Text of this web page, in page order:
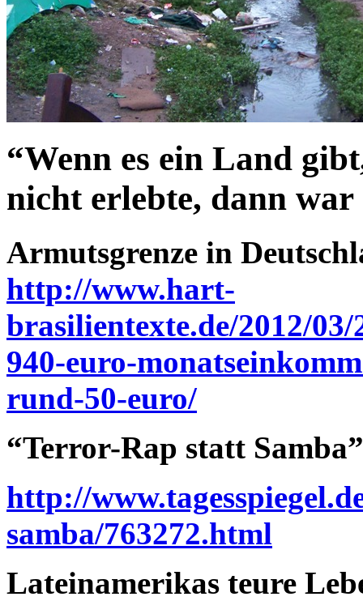
“Wenn es ein Land
nicht erlebte, dann war
Armutsgrenze in
http://www.hart-
brasilientexte.de/2012/
940-euro-
rund-50-euro/
“Terror-Rap statt
http://
samba/763272.html
Lateinamerikas teure